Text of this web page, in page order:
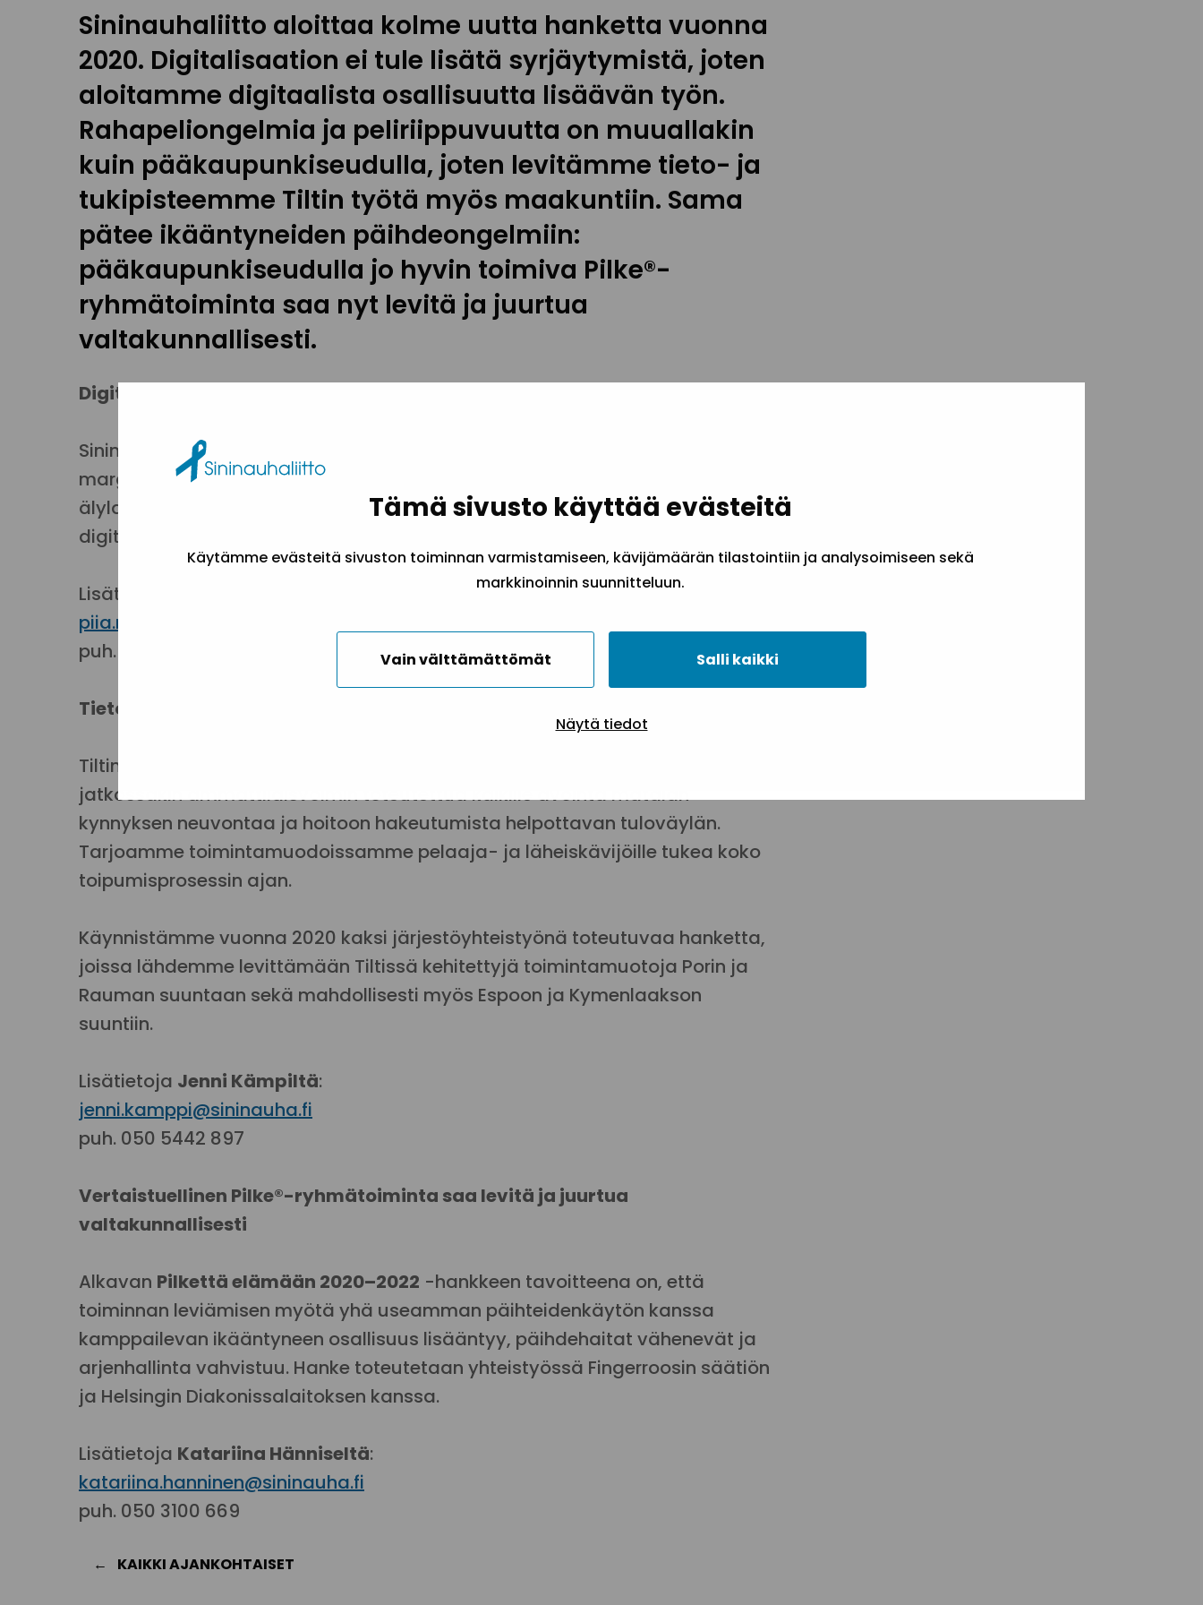
Tämä sivusto käyttää evästeitä
Käytämme evästeitä sivuston toiminnan varmistamiseen, kävijämäärän tilastointiin ja analysoimiseen sekä
markkinoinnin suunnitteluun.
Vain välttämättömät Salli kaikki
Näytä tiedot
Sininauhaliitto aloittaa kolme uutta hanketta vuonna
2020. Digitalisaation ei tule lisätä syrjäytymistä, joten
aloitamme digitaalista osallisuutta lisäävän työn.
Rahapeliongelmia ja peliriippuvuutta on muuallakin
kuin pääkaupunkiseudulla, joten levitämme tieto- ja
tukipisteemme Tiltin työtä myös maakuntiin. Sama
pätee ikääntyneiden päihdeongelmiin:
pääkaupunkiseudulla jo hyvin toimiva Pilke®-
ryhmätoiminta saa nyt levitä ja juurtua
valtakunnallisesti.
Digitaidot ovat nyky-yhteiskunnassamme myös kansalaistaitoja
Sininauhaliiton 2020 alkavassa hankkeessa keskitytään vahvistamaan
marginaaleissa elävien ihmisten kykyä mm. sähköiseen asiointiin ja
älylaitteiden käyttöön. Tällä työllä vahvistetaan kohderyhmämme
digitaalista osallisuutta. Koska digitaidot kuuluvat ihan kaikille!
Lisätietoja
piia.niilola@sininauhaliitto.fi
puh. 050 428 6106
Tieto- ja tukipiste Tiltin työ leviää myös maakuntiin
Tiltin toiminta osana Peliklinikkaa jatkuu nykyisen laajuisena. Tiltti tarjoaa
jatkossakin ammattilaisvoimin toteutettua kaikille avointa matalan
kynnyksen neuvontaa ja hoitoon hakeutumista helpottavan tuloväylän.
Tarjoamme toimintamuodoissamme pelaaja- ja läheiskävijöille tukea koko
toipumisprosessin ajan.
Käynnistämme vuonna 2020 kaksi järjestöyhteistyönä toteutuvaa hanketta,
joissa lähdemme levittämään Tiltissä kehitettyjä toimintamuotoja Porin ja
Rauman suuntaan sekä mahdollisesti myös Espoon ja Kymenlaakson
suuntiin.
Lisätietoja Jenni Kämpiltä:
jenni.kamppi@sininauha.fi
puh. 050 5442 897
Vertaistuellinen Pilke®-ryhmätoiminta saa levitä ja juurtua
valtakunnallisesti
Alkavan Pilkettä elämään 2020–2022 -hankkeen tavoitteena on, että
toiminnan leviämisen myötä yhä useamman päihteidenkäytön kanssa
kamppailevan ikääntyneen osallisuus lisääntyy, päihdehaitat vähenevät ja
arjenhallinta vahvistuu. Hanke toteutetaan yhteistyössä Fingerroosin säätiön
ja Helsingin Diakonissalaitoksen kanssa.
Lisätietoja Katariina Hänniseltä:
katariina.hanninen@sininauha.fi
puh. 050 3100 669
KAIKKI AJANKOHTAISET